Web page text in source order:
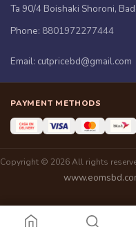
Ta 90/4 Boishaki Shoroni,
Phone: 8801972277444
Email: cutpricebd@gmail.com
PAYMENT METHODS
Copyright © 2026 All rights